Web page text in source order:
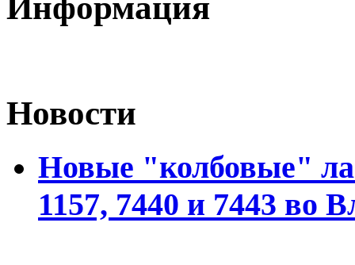
Новости
Новые "колбовые"
1157, 7440 и 7443 во